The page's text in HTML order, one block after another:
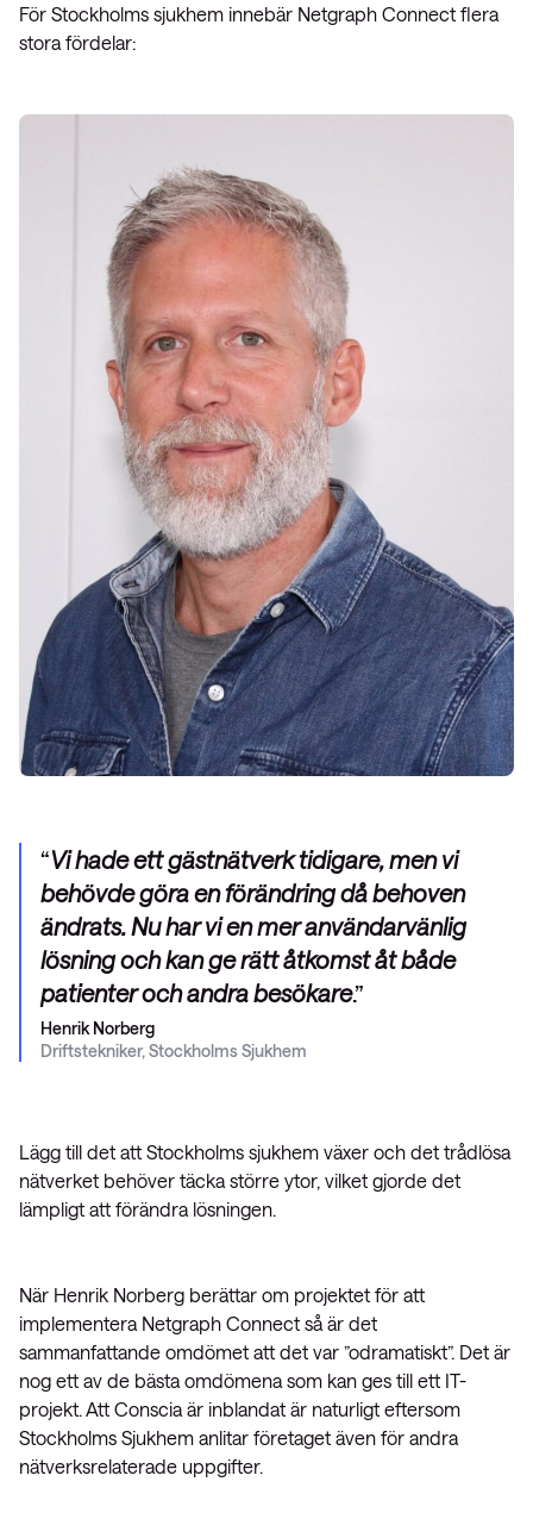
För Stockholms sjukhem innebär Netgraph Connect flera
stora fördelar:
Vi hade ett gästnätverk tidigare, men vi
behövde göra en förändring då behoven
ändrats. Nu har vi en mer användarvänlig
lösning och kan ge rätt åtkomst åt både
patienter och andra besökare.
Henrik Norberg
Driftstekniker, Stockholms Sjukhem
Lägg till det att Stockholms sjukhem växer och det trådlösa
nätverket behöver täcka större ytor, vilket gjorde det
lämpligt att förändra lösningen.
När Henrik Norberg berättar om projektet för att
implementera Netgraph Connect så är det
sammanfattande omdömet att det var ”odramatiskt”. Det är
nog ett av de bästa omdömena som kan ges till ett IT-
projekt. Att Conscia är inblandat är naturligt eftersom
Stockholms Sjukhem anlitar företaget även för andra
nätverksrelaterade uppgifter.